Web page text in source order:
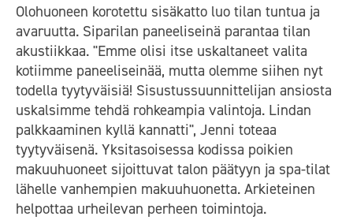
Olohuoneen korotettu sisäkatto luo tilan tuntua ja
avaruutta. Siparilan paneeliseinä parantaa tilan
akustiikkaa. "Emme olisi itse uskaltaneet valita
kotiimme paneeliseinää, mutta olemme siihen nyt
todella tyytyväisiä! Sisustussuunnittelijan ansiosta
uskalsimme tehdä rohkeampia valintoja. Lindan
palkkaaminen kyllä kannatti", Jenni toteaa
tyytyväisenä. Yksitasoisessa kodissa poikien
makuuhuoneet sijoittuvat talon päätyyn ja spa-tilat
lähelle vanhempien makuuhuonetta. Arkieteinen
helpottaa urheilevan perheen toimintoja.